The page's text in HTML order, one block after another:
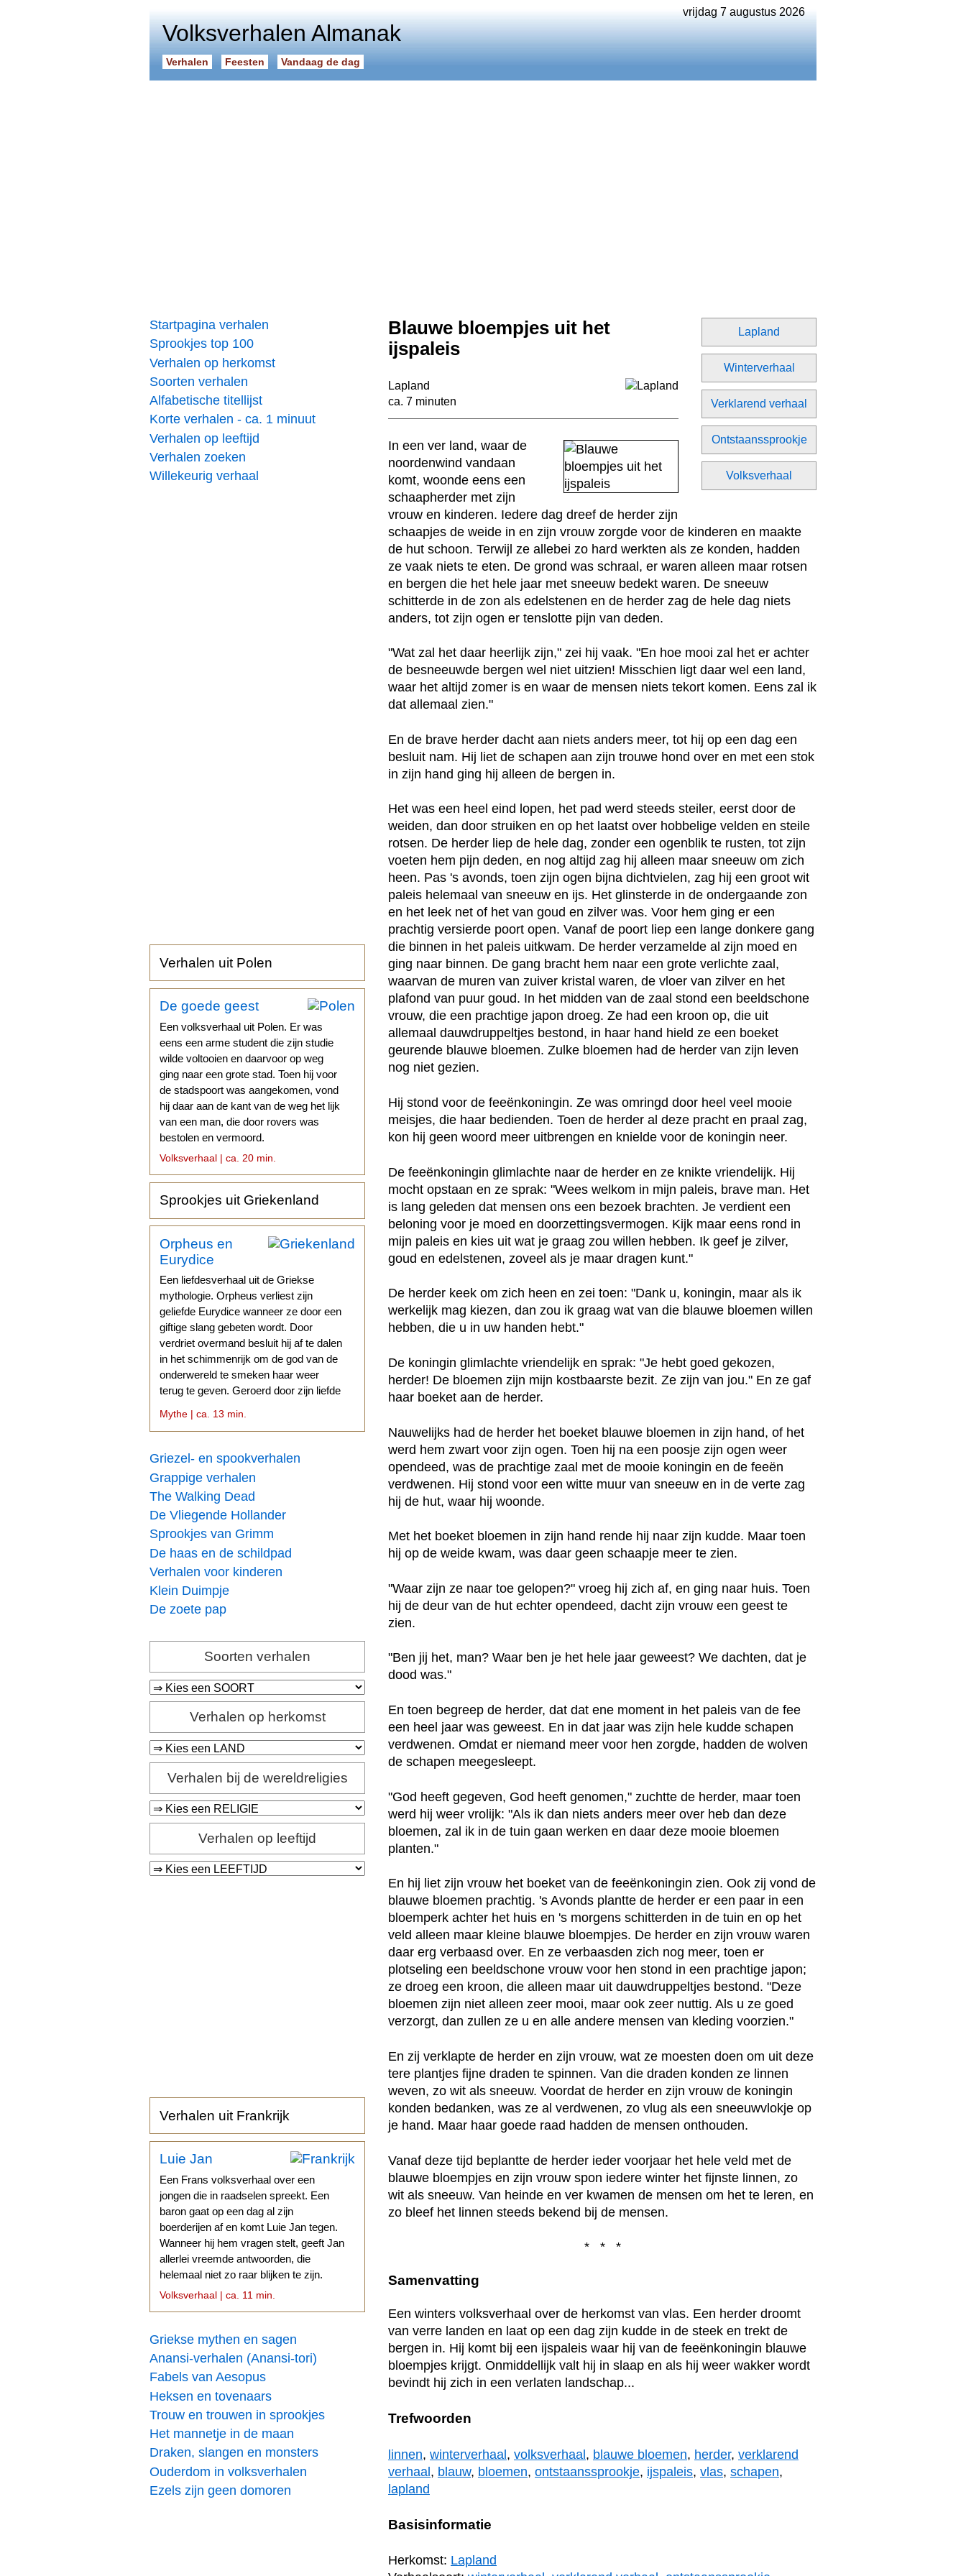
vrijdag 7 augustus 2026
Volksverhalen Almanak
Verhalen Feesten Vandaag de dag
Startpagina verhalen
Sprookjes top 100
Verhalen op herkomst
Soorten verhalen
Alfabetische titellijst
Korte verhalen - ca. 1 minuut
Verhalen op leeftijd
Verhalen zoeken
Willekeurig verhaal
Verhalen uit Polen
De goede geest
Een volksverhaal uit Polen. Er was
eens een arme student die zijn studie
wilde voltooien en daarvoor op weg
ging naar een grote stad. Toen hij voor
de stadspoort was aangekomen, vond
hij daar aan de kant van de weg het lijk
van een man, die door rovers was
bestolen en vermoord.
Volksverhaal | ca. 20 min.
Sprookjes uit Griekenland
Orpheus en
Eurydice
Een liefdesverhaal uit de Griekse
mythologie. Orpheus verliest zijn
geliefde Eurydice wanneer ze door een
giftige slang gebeten wordt. Door
verdriet overmand besluit hij af te dalen
in het schimmenrijk om de god van de
onderwereld te smeken haar weer
terug te geven. Geroerd door zijn liefde
Mythe | ca. 13 min.
Griezel- en spookverhalen
Grappige verhalen
The Walking Dead
De Vliegende Hollander
Sprookjes van Grimm
De haas en de schildpad
Verhalen voor kinderen
Klein Duimpje
De zoete pap
Soorten verhalen
Verhalen op herkomst
Verhalen bij de wereldreligies
Verhalen op leeftijd
Verhalen uit Frankrijk
Luie Jan
Een Frans volksverhaal over een
jongen die in raadselen spreekt. Een
baron gaat op een dag al zijn
boerderijen af en komt Luie Jan tegen.
Wanneer hij hem vragen stelt, geeft Jan
allerlei vreemde antwoorden, die
helemaal niet zo raar blijken te zijn.
Volksverhaal | ca. 11 min.
Griekse mythen en sagen
Anansi-verhalen (Anansi-tori)
Fabels van Aesopus
Heksen en tovenaars
Trouw en trouwen in sprookjes
Het mannetje in de maan
Draken, slangen en monsters
Ouderdom in volksverhalen
Ezels zijn geen domoren
Lapland
Winterverhaal
Verklarend verhaal
Ontstaanssprookje
Volksverhaal
Blauwe bloempjes uit het
ijspaleis
Lapland
ca. 7 minuten
In een ver land, waar de
noordenwind vandaan
komt, woonde eens een
schaapherder met zijn
vrouw en kinderen. Iedere dag dreef de herder zijn
schaapjes de weide in en zijn vrouw zorgde voor de kinderen en maakte
de hut schoon. Terwijl ze allebei zo hard werkten als ze konden, hadden
ze vaak niets te eten. De grond was schraal, er waren alleen maar rotsen
en bergen die het hele jaar met sneeuw bedekt waren. De sneeuw
schitterde in de zon als edelstenen en de herder zag de hele dag niets
anders, tot zijn ogen er tenslotte pijn van deden.
"Wat zal het daar heerlijk zijn," zei hij vaak. "En hoe mooi zal het er achter
de besneeuwde bergen wel niet uitzien! Misschien ligt daar wel een land,
waar het altijd zomer is en waar de mensen niets tekort komen. Eens zal ik
dat allemaal zien."
En de brave herder dacht aan niets anders meer, tot hij op een dag een
besluit nam. Hij liet de schapen aan zijn trouwe hond over en met een stok
in zijn hand ging hij alleen de bergen in.
Het was een heel eind lopen, het pad werd steeds steiler, eerst door de
weiden, dan door struiken en op het laatst over hobbelige velden en steile
rotsen. De herder liep de hele dag, zonder een ogenblik te rusten, tot zijn
voeten hem pijn deden, en nog altijd zag hij alleen maar sneeuw om zich
heen. Pas 's avonds, toen zijn ogen bijna dichtvielen, zag hij een groot wit
paleis helemaal van sneeuw en ijs. Het glinsterde in de ondergaande zon
en het leek net of het van goud en zilver was. Voor hem ging er een
prachtig versierde poort open. Vanaf de poort liep een lange donkere gang
die binnen in het paleis uitkwam. De herder verzamelde al zijn moed en
ging naar binnen. De gang bracht hem naar een grote verlichte zaal,
waarvan de muren van zuiver kristal waren, de vloer van zilver en het
plafond van puur goud. In het midden van de zaal stond een beeldschone
vrouw, die een prachtige japon droeg. Ze had een kroon op, die uit
allemaal dauwdruppeltjes bestond, in haar hand hield ze een boeket
geurende blauwe bloemen. Zulke bloemen had de herder van zijn leven
nog niet gezien.
Hij stond voor de feeënkoningin. Ze was omringd door heel veel mooie
meisjes, die haar bedienden. Toen de herder al deze pracht en praal zag,
kon hij geen woord meer uitbrengen en knielde voor de koningin neer.
De feeënkoningin glimlachte naar de herder en ze knikte vriendelijk. Hij
mocht opstaan en ze sprak: "Wees welkom in mijn paleis, brave man. Het
is lang geleden dat mensen ons een bezoek brachten. Je verdient een
beloning voor je moed en doorzettingsvermogen. Kijk maar eens rond in
mijn paleis en kies uit wat je graag zou willen hebben. Ik geef je zilver,
goud en edelstenen, zoveel als je maar dragen kunt."
De herder keek om zich heen en zei toen: "Dank u, koningin, maar als ik
werkelijk mag kiezen, dan zou ik graag wat van die blauwe bloemen willen
hebben, die u in uw handen hebt."
De koningin glimlachte vriendelijk en sprak: "Je hebt goed gekozen,
herder! De bloemen zijn mijn kostbaarste bezit. Ze zijn van jou." En ze gaf
haar boeket aan de herder.
Nauwelijks had de herder het boeket blauwe bloemen in zijn hand, of het
werd hem zwart voor zijn ogen. Toen hij na een poosje zijn ogen weer
opendeed, was de prachtige zaal met de mooie koningin en de feeën
verdwenen. Hij stond voor een witte muur van sneeuw en in de verte zag
hij de hut, waar hij woonde.
Met het boeket bloemen in zijn hand rende hij naar zijn kudde. Maar toen
hij op de weide kwam, was daar geen schaapje meer te zien.
"Waar zijn ze naar toe gelopen?" vroeg hij zich af, en ging naar huis. Toen
hij de deur van de hut echter opendeed, dacht zijn vrouw een geest te
zien.
"Ben jij het, man? Waar ben je het hele jaar geweest? We dachten, dat je
dood was."
En toen begreep de herder, dat dat ene moment in het paleis van de fee
een heel jaar was geweest. En in dat jaar was zijn hele kudde schapen
verdwenen. Omdat er niemand meer voor hen zorgde, hadden de wolven
de schapen meegesleept.
"God heeft gegeven, God heeft genomen," zuchtte de herder, maar toen
werd hij weer vrolijk: "Als ik dan niets anders meer over heb dan deze
bloemen, zal ik in de tuin gaan werken en daar deze mooie bloemen
planten."
En hij liet zijn vrouw het boeket van de feeënkoningin zien. Ook zij vond de
blauwe bloemen prachtig. 's Avonds plantte de herder er een paar in een
bloemperk achter het huis en 's morgens schitterden in de tuin en op het
veld alleen maar kleine blauwe bloempjes. De herder en zijn vrouw waren
daar erg verbaasd over. En ze verbaasden zich nog meer, toen er
plotseling een beeldschone vrouw voor hen stond in een prachtige japon;
ze droeg een kroon, die alleen maar uit dauwdruppeltjes bestond. "Deze
bloemen zijn niet alleen zeer mooi, maar ook zeer nuttig. Als u ze goed
verzorgt, dan zullen ze u en alle andere mensen van kleding voorzien."
En zij verklapte de herder en zijn vrouw, wat ze moesten doen om uit deze
tere plantjes fijne draden te spinnen. Van die draden konden ze linnen
weven, zo wit als sneeuw. Voordat de herder en zijn vrouw de koningin
konden bedanken, was ze al verdwenen, zo vlug als een sneeuwvlokje op
je hand. Maar haar goede raad hadden de mensen onthouden.
Vanaf deze tijd beplantte de herder ieder voorjaar het hele veld met de
blauwe bloempjes en zijn vrouw spon iedere winter het fijnste linnen, zo
wit als sneeuw. Van heinde en ver kwamen de mensen om het te leren, en
zo bleef het linnen steeds bekend bij de mensen.
* * *
Samenvatting
Een winters volksverhaal over de herkomst van vlas. Een herder droomt
van verre landen en laat op een dag zijn kudde in de steek en trekt de
bergen in. Hij komt bij een ijspaleis waar hij van de feeënkoningin blauwe
bloempjes krijgt. Onmiddellijk valt hij in slaap en als hij weer wakker wordt
bevindt hij zich in een verlaten landschap...
Trefwoorden
linnen, winterverhaal, volksverhaal, blauwe bloemen, herder, verklarend
verhaal, blauw, bloemen, ontstaanssprookje, ijspaleis, vlas, schapen,
lapland
Basisinformatie
Herkomst: Lapland